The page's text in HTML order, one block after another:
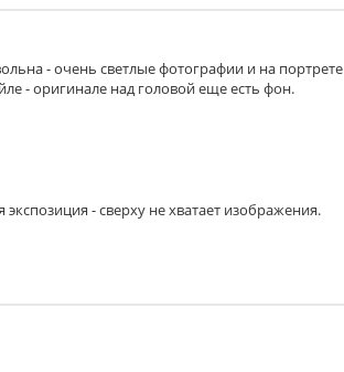
- очень светлые фотографии и на портрете
- оригинале над головой еще есть фон.
- сверху не хватает изображения.